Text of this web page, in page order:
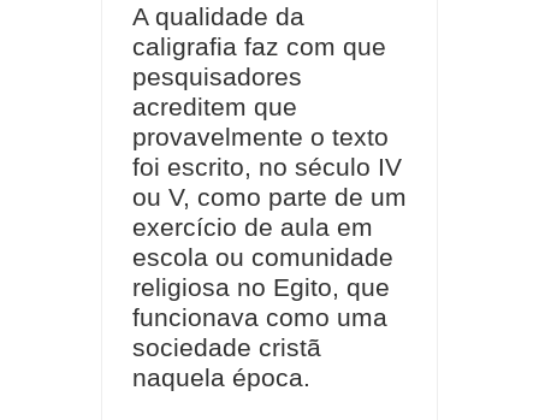
A qualidade da
caligrafia faz com que
pesquisadores
acreditem que
provavelmente o texto
foi escrito, no século IV
ou V, como parte de um
exercício de aula em
escola ou comunidade
religiosa no Egito, que
funcionava como uma
sociedade cristã
naquela época.